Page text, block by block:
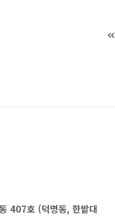
407호 (덕명동, 한밭대